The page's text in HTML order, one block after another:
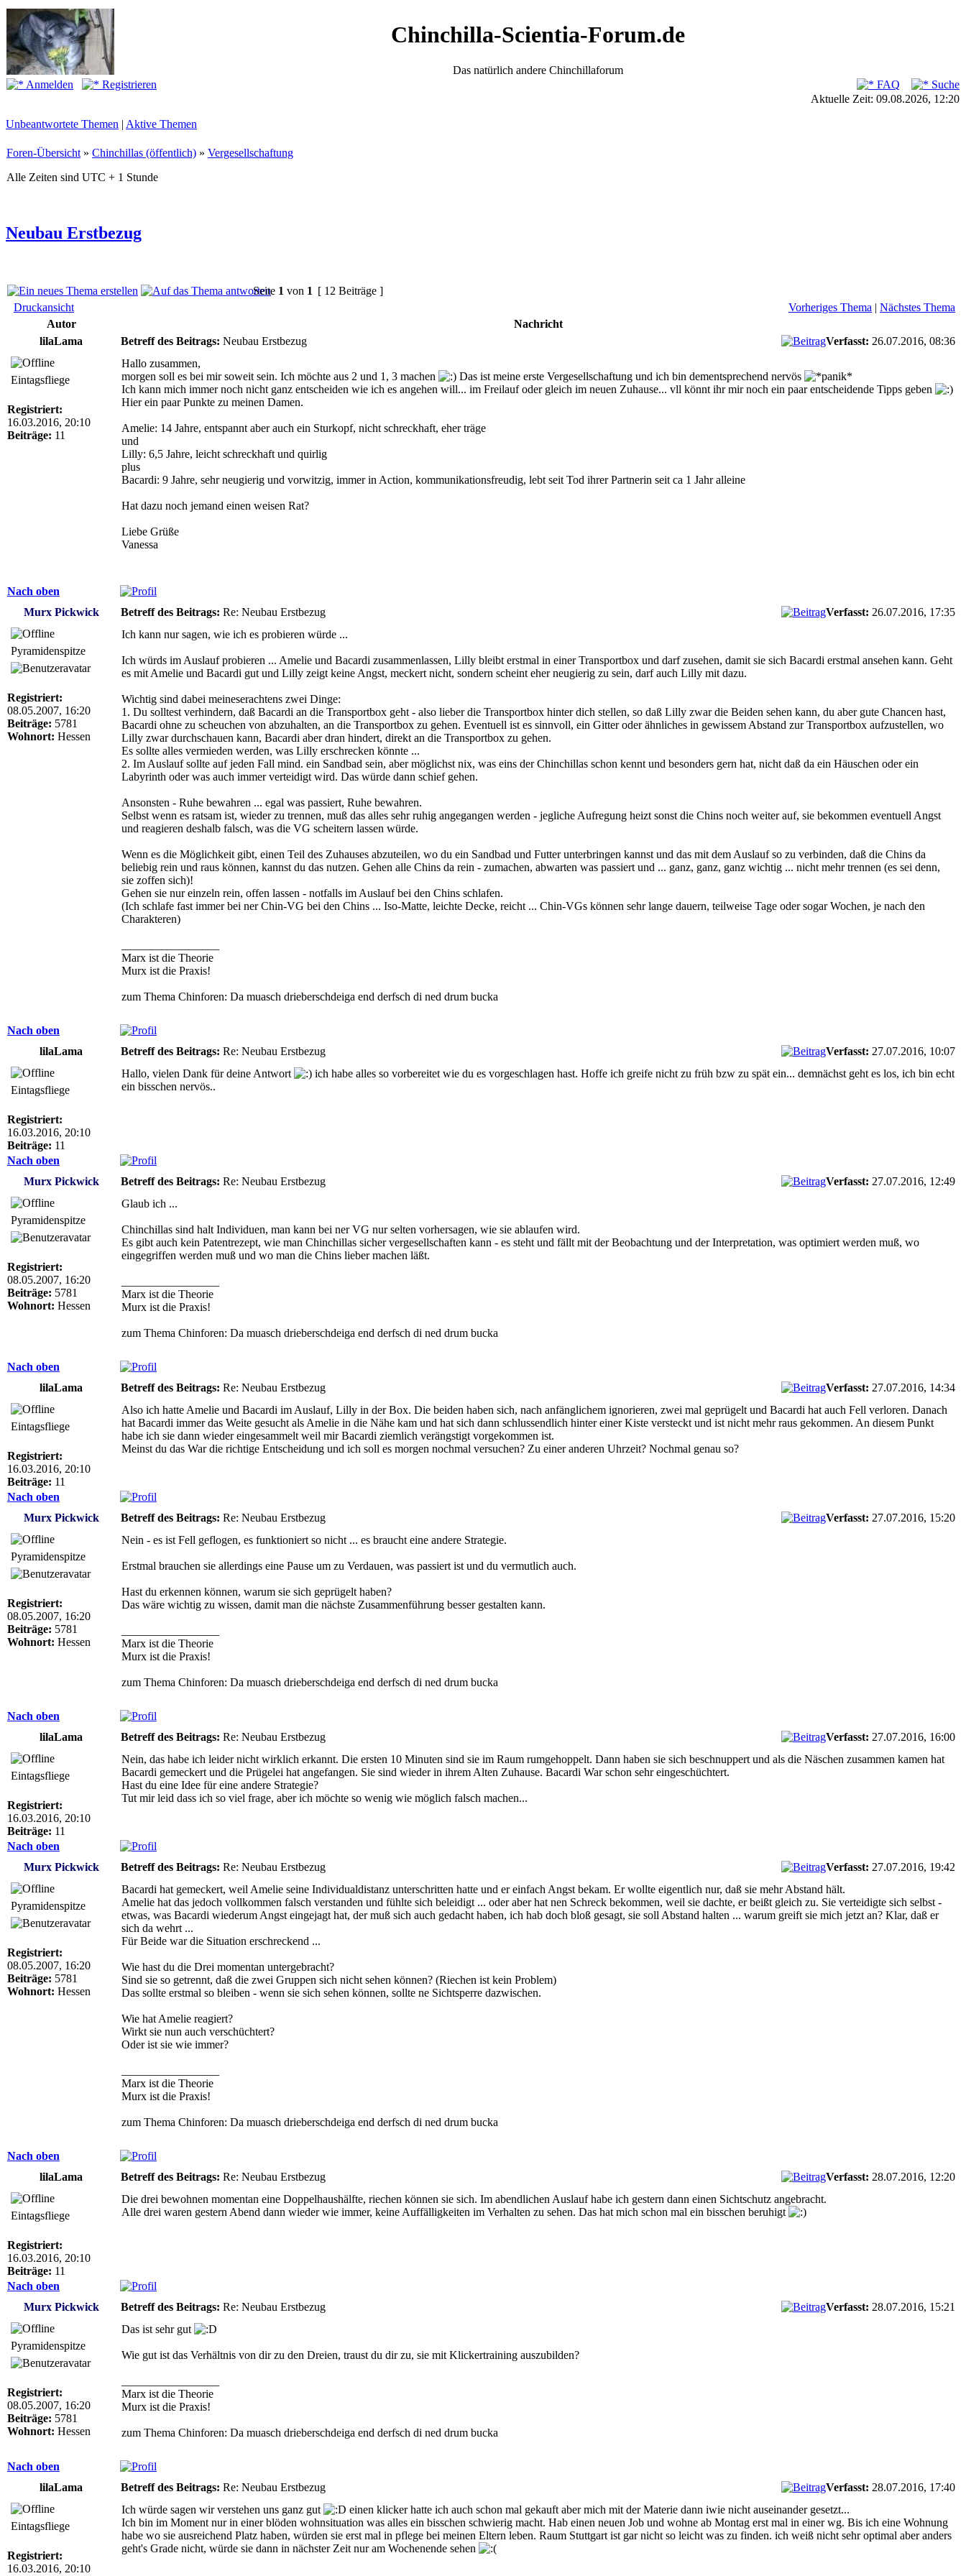
Chinchilla-Scientia-Forum.de
Das natürlich andere Chinchillaforum
Anmelden
Registrieren FAQ
Suche
Aktuelle Zeit: 09.08.2026, 12:20
Unbeantwortete Themen | Aktive Themen
Foren-Übersicht » Chinchillas (öffentlich) » Vergesellschaftung
Alle Zeiten sind UTC + 1 Stunde
Neubau Erstbezug
Seite 1 von 1 [ 12 Beiträge ]
Druckansicht
Vorheriges Thema | Nächstes Thema
Autor
Nachricht
lilaLama
Betreff des Beitrags: Neubau Erstbezug Verfasst: 26.07.2016, 08:36
Eintagsfliege
Registriert:
16.03.2016, 20:10
Beiträge: 11
Hallo zusammen,
morgen soll es bei mir soweit sein. Ich möchte aus 2 und 1, 3 machen
Das ist meine erste Vergesellschaftung und ich bin dementsprechend nervös
Ich kann mich immer noch nicht ganz entscheiden wie ich es angehen will... im Freilauf oder gleich im neuen Zuhause... vll könnt ihr mir noch ein paar entscheidende Tipps geben
Hier ein paar Punkte zu meinen Damen.
Amelie: 14 Jahre, entspannt aber auch ein Sturkopf, nicht schreckhaft, eher träge
und
Lilly: 6,5 Jahre, leicht schreckhaft und quirlig
plus
Bacardi: 9 Jahre, sehr neugierig und vorwitzig, immer in Action, kommunikationsfreudig, lebt seit Tod ihrer Partnerin seit ca 1 Jahr alleine
Hat dazu noch jemand einen weisen Rat?
Liebe Grüße
Vanessa
Nach oben
Murx Pickwick
Betreff des Beitrags: Re: Neubau Erstbezug Verfasst: 26.07.2016, 17:35
Pyramidenspitze
Registriert:
08.05.2007, 16:20
Beiträge: 5781
Wohnort: Hessen
Ich kann nur sagen, wie ich es probieren würde ...
Ich würds im Auslauf probieren ... Amelie und Bacardi zusammenlassen, Lilly bleibt erstmal in einer Transportbox und darf zusehen, damit sie sich Bacardi erstmal ansehen kann. Geht
es mit Amelie und Bacardi gut und Lilly zeigt keine Angst, meckert nicht, sondern scheint eher neugierig zu sein, darf auch Lilly mit dazu.
Wichtig sind dabei meineserachtens zwei Dinge:
1. Du solltest verhindern, daß Bacardi an die Transportbox geht - also lieber die Transportbox hinter dich stellen, so daß Lilly zwar die Beiden sehen kann, du aber gute Chancen hast,
Bacardi ohne zu scheuchen von abzuhalten, an die Transportbox zu gehen. Eventuell ist es sinnvoll, ein Gitter oder ähnliches in gewissem Abstand zur Transportbox aufzustellen, wo
Lilly zwar durchschauen kann, Bacardi aber dran hindert, direkt an die Transportbox zu gehen.
Es sollte alles vermieden werden, was Lilly erschrecken könnte ...
2. Im Auslauf sollte auf jeden Fall mind. ein Sandbad sein, aber möglichst nix, was eins der Chinchillas schon kennt und besonders gern hat, nicht daß da ein Häuschen oder ein
Labyrinth oder was auch immer verteidigt wird. Das würde dann schief gehen.
Ansonsten - Ruhe bewahren ... egal was passiert, Ruhe bewahren.
Selbst wenn es ratsam ist, wieder zu trennen, muß das alles sehr ruhig angegangen werden - jegliche Aufregung heizt sonst die Chins noch weiter auf, sie bekommen eventuell Angst
und reagieren deshalb falsch, was die VG scheitern lassen würde.
Wenn es die Möglichkeit gibt, einen Teil des Zuhauses abzuteilen, wo du ein Sandbad und Futter unterbringen kannst und das mit dem Auslauf so zu verbinden, daß die Chins da
beliebig rein und raus können, kannst du das nutzen. Gehen alle Chins da rein - zumachen, abwarten was passiert und ... ganz, ganz, ganz wichtig ... nicht mehr trennen (es sei denn,
sie zoffen sich)!
Gehen sie nur einzeln rein, offen lassen - notfalls im Auslauf bei den Chins schlafen.
(Ich schlafe fast immer bei ner Chin-VG bei den Chins ... Iso-Matte, leichte Decke, reicht ... Chin-VGs können sehr lange dauern, teilweise Tage oder sogar Wochen, je nach den
Charakteren)
Marx ist die Theorie
Murx ist die Praxis!
zum Thema Chinforen: Da muasch drieberschdeiga end derfsch di ned drum bucka
Nach oben
lilaLama
Betreff des Beitrags: Re: Neubau Erstbezug Verfasst: 27.07.2016, 10:07
Eintagsfliege
Registriert:
16.03.2016, 20:10
Beiträge: 11
Hallo, vielen Dank für deine Antwort
ich habe alles so vorbereitet wie du es vorgeschlagen hast. Hoffe ich greife nicht zu früh bzw zu spät ein... demnächst geht es los, ich bin echt
ein bisschen nervös..
Nach oben
Murx Pickwick
Betreff des Beitrags: Re: Neubau Erstbezug Verfasst: 27.07.2016, 12:49
Pyramidenspitze
Registriert:
08.05.2007, 16:20
Beiträge: 5781
Wohnort: Hessen
Glaub ich ...
Chinchillas sind halt Individuen, man kann bei ner VG nur selten vorhersagen, wie sie ablaufen wird.
Es gibt auch kein Patentrezept, wie man Chinchillas sicher vergesellschaften kann - es steht und fällt mit der Beobachtung und der Interpretation, was optimiert werden muß, wo
eingegriffen werden muß und wo man die Chins lieber machen läßt.
Marx ist die Theorie
Murx ist die Praxis!
zum Thema Chinforen: Da muasch drieberschdeiga end derfsch di ned drum bucka
Nach oben
lilaLama
Betreff des Beitrags: Re: Neubau Erstbezug Verfasst: 27.07.2016, 14:34
Eintagsfliege
Registriert:
16.03.2016, 20:10
Beiträge: 11
Also ich hatte Amelie und Bacardi im Auslauf, Lilly in der Box. Die beiden haben sich, nach anfänglichem ignorieren, zwei mal geprügelt und Bacardi hat auch Fell verloren. Danach
hat Bacardi immer das Weite gesucht als Amelie in die Nähe kam und hat sich dann schlussendlich hinter einer Kiste versteckt und ist nicht mehr raus gekommen. An diesem Punkt
habe ich sie dann wieder eingesammelt weil mir Bacardi ziemlich verängstigt vorgekommen ist.
Meinst du das War die richtige Entscheidung und ich soll es morgen nochmal versuchen? Zu einer anderen Uhrzeit? Nochmal genau so?
Nach oben
Murx Pickwick
Betreff des Beitrags: Re: Neubau Erstbezug Verfasst: 27.07.2016, 15:20
Pyramidenspitze
Registriert:
08.05.2007, 16:20
Beiträge: 5781
Wohnort: Hessen
Nein - es ist Fell geflogen, es funktioniert so nicht ... es braucht eine andere Strategie.
Erstmal brauchen sie allerdings eine Pause um zu Verdauen, was passiert ist und du vermutlich auch.
Hast du erkennen können, warum sie sich geprügelt haben?
Das wäre wichtig zu wissen, damit man die nächste Zusammenführung besser gestalten kann.
Marx ist die Theorie
Murx ist die Praxis!
zum Thema Chinforen: Da muasch drieberschdeiga end derfsch di ned drum bucka
Nach oben
lilaLama
Betreff des Beitrags: Re: Neubau Erstbezug Verfasst: 27.07.2016, 16:00
Eintagsfliege
Registriert:
16.03.2016, 20:10
Beiträge: 11
Nein, das habe ich leider nicht wirklich erkannt. Die ersten 10 Minuten sind sie im Raum rumgehoppelt. Dann haben sie sich beschnuppert und als die Näschen zusammen kamen hat
Bacardi gemeckert und die Prügelei hat angefangen. Sie sind wieder in ihrem Alten Zuhause. Bacardi War schon sehr eingeschüchtert.
Hast du eine Idee für eine andere Strategie?
Tut mir leid dass ich so viel frage, aber ich möchte so wenig wie möglich falsch machen...
Nach oben
Murx Pickwick
Betreff des Beitrags: Re: Neubau Erstbezug Verfasst: 27.07.2016, 19:42
Pyramidenspitze
Registriert:
08.05.2007, 16:20
Beiträge: 5781
Wohnort: Hessen
Bacardi hat gemeckert, weil Amelie seine Individualdistanz unterschritten hatte und er einfach Angst bekam. Er wollte eigentlich nur, daß sie mehr Abstand hält.
Amelie hat das jedoch vollkommen falsch verstanden und fühlte sich beleidigt ... oder aber hat nen Schreck bekommen, weil sie dachte, er beißt gleich zu. Sie verteidigte sich selbst -
etwas, was Bacardi wiederum Angst eingejagt hat, der muß sich auch gedacht haben, ich hab doch bloß gesagt, sie soll Abstand halten ... warum greift sie mich jetzt an? Klar, daß er
sich da wehrt ...
Für Beide war die Situation erschreckend ...
Wie hast du die Drei momentan untergebracht?
Sind sie so getrennt, daß die zwei Gruppen sich nicht sehen können? (Riechen ist kein Problem)
Das sollte erstmal so bleiben - wenn sie sich sehen können, sollte ne Sichtsperre dazwischen.
Wie hat Amelie reagiert?
Wirkt sie nun auch verschüchtert?
Oder ist sie wie immer?
Marx ist die Theorie
Murx ist die Praxis!
zum Thema Chinforen: Da muasch drieberschdeiga end derfsch di ned drum bucka
Nach oben
lilaLama
Betreff des Beitrags: Re: Neubau Erstbezug Verfasst: 28.07.2016, 12:20
Eintagsfliege
Registriert:
16.03.2016, 20:10
Beiträge: 11
Die drei bewohnen momentan eine Doppelhaushälfte, riechen können sie sich. Im abendlichen Auslauf habe ich gestern dann einen Sichtschutz angebracht.
Alle drei waren gestern Abend dann wieder wie immer, keine Auffälligkeiten im Verhalten zu sehen. Das hat mich schon mal ein bisschen beruhigt
Nach oben
Murx Pickwick
Betreff des Beitrags: Re: Neubau Erstbezug Verfasst: 28.07.2016, 15:21
Pyramidenspitze
Registriert:
08.05.2007, 16:20
Beiträge: 5781
Wohnort: Hessen
Das ist sehr gut
Wie gut ist das Verhältnis von dir zu den Dreien, traust du dir zu, sie mit Klickertraining auszubilden?
Marx ist die Theorie
Murx ist die Praxis!
zum Thema Chinforen: Da muasch drieberschdeiga end derfsch di ned drum bucka
Nach oben
lilaLama
Betreff des Beitrags: Re: Neubau Erstbezug Verfasst: 28.07.2016, 17:40
Eintagsfliege
Registriert:
16.03.2016, 20:10
Ich würde sagen wir verstehen uns ganz gut
einen klicker hatte ich auch schon mal gekauft aber mich mit der Materie dann iwie nicht auseinander gesetzt...
Ich bin im Moment nur in einer blöden wohnsituation was alles ein bisschen schwierig macht. Hab einen neuen Job und wohne ab Montag erst mal in einer wg. Bis ich eine Wohnung
habe wo sie ausreichend Platz haben, würden sie erst mal in pflege bei meinen Eltern leben. Raum Stuttgart ist gar nicht so leicht was zu finden. ich weiß nicht sehr optimal aber anders
geht's Grade nicht, würde sie dann in nächster Zeit nur am Wochenende sehen